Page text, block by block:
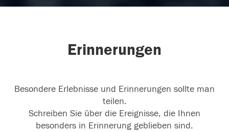
Erinnerungen
Besondere Erlebnisse und Erinnerungen sollte man
teilen.
Schreiben Sie über die Ereignisse, die Ihnen
besonders in Erinnerung geblieben sind.